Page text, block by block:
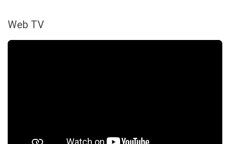
Web TV